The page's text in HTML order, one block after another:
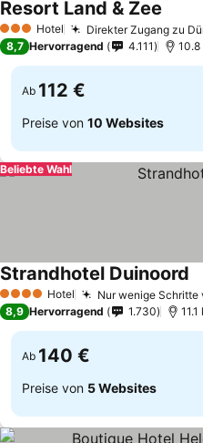
3 SterneHotel Direkter Zugang zu
Resort Land & Zee
8,7 Hervorragend 4.111 10.8
Ab 112 €
Preise von 10 Websites
Beliebte Wahl
4 Sterne Hotel Nur wenige Schritte
Strandhotel Duinoord
8,9 Hervorragend 1.730
Ab 140 €
Preise von 5 Websites